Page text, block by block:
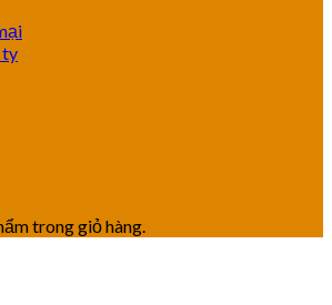
ty
trong giỏ hàng.